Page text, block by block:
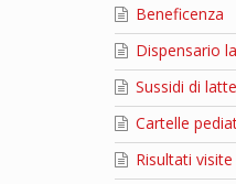
Beneficenza
Dispensario
Sussidi di
Cartelle
Risultati